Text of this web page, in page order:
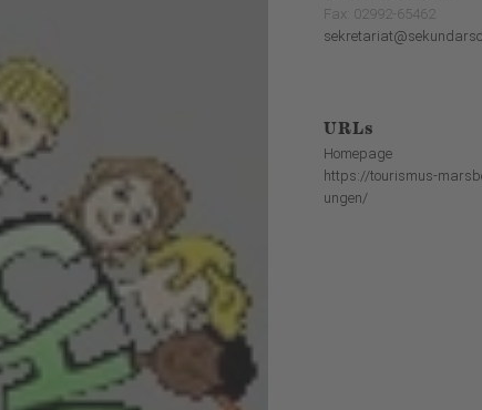
Fax: 02992-65462
URLs
Homepage
https://tourismus-
ungen/